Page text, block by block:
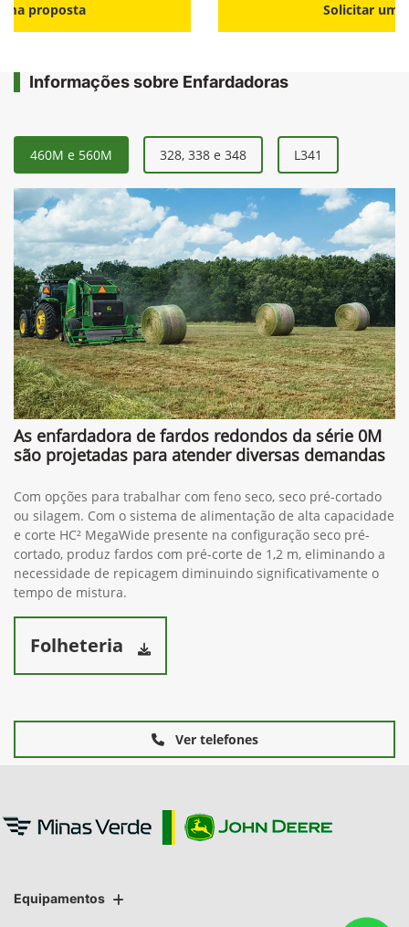
proposta Solicitar
Informações sobre Enfardadoras
460M e 560M 328, 338 e 348 L341
As enfardadora de fardos redondos da série 0M
são projetadas para atender diversas demandas
Com opções para trabalhar com feno seco, seco pré-cortado
ou silagem. Com o sistema de alimentação de alta capacidade
e corte HC² MegaWide presente na configuração seco pré-
cortado, produz fardos com pré-corte de 1,2 m, eliminando a
necessidade de repicagem diminuindo significativamente o
tempo de mistura.
Folheteria
Ver telefones
Equipamentos